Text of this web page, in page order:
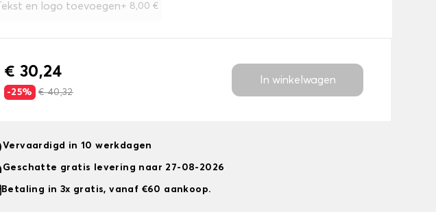
Tekst en logo toevoegen+ 8,00 €
€ 30,24
-25% € 40,32
In winkelwagen
Vervaardigd in 10 werkdagen
Geschatte gratis levering naar 27-08-2026
Betaling in 3x gratis, vanaf €60 aankoop.